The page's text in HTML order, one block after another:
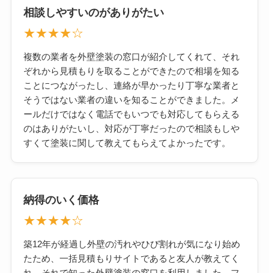
相談しやすいのがありがたい
★★★★☆
複数の業者を外壁塗装の窓口が紹介してくれて、それ
ぞれから見積もりを取ることができたので相場を知る
ことにつながったし、連絡が早かったり丁寧な業者と
そうではない業者の違いを知ることができました。メ
ールだけではなく電話でもいつでも対応してもらえる
のはありがたいし、対応が丁寧だったので相談もしや
すくて塗装に関して教えてもらえてよかったです。
納得のいく価格
★★★★☆
築12年が経過し外壁の汚れやひび割れが気になり始め
たため、一括見積もりサイトであると友人が教えてく